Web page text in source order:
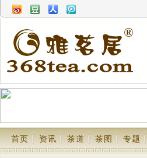
首页 资讯 茶道 茶图 专题